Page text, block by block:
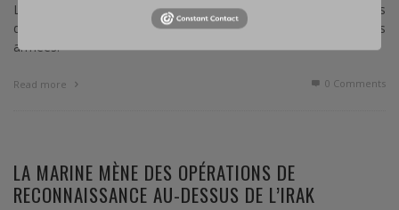
Le chef d’état-major de la marine a été auditionné par les
députés de la commission de la défense nationale et des forces
armées.
Read more 0 Comments
LA MARINE MÈNE DES OPÉRATIONS DE
RECONNAISSANCE AU-DESSUS DE L’IRAK